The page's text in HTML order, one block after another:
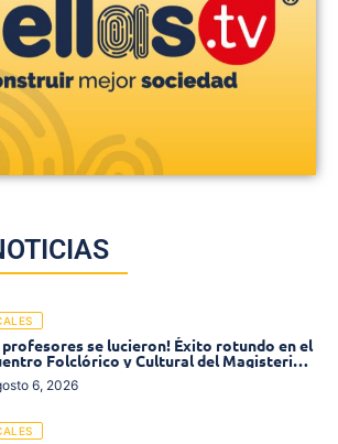
profesores se lucieron! Éxito rotundo en el
Folclórico y Cultural del Magisterio
en Ciénaga
6, 2026